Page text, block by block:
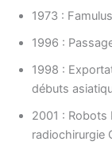
1973 :
1996 :
1998 :
débuts
2001 : Robots
radiochirurgie